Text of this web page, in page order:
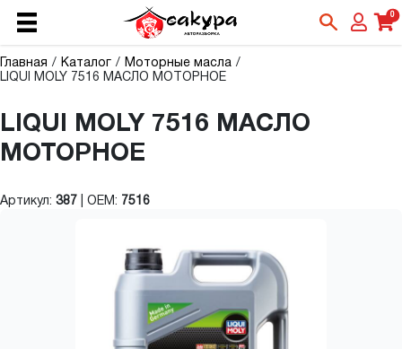
0
Главная Каталог
Моторные масла
LIQUI MOLY 7516 МАСЛО МОТОРНОЕ
LIQUI MOLY 7516 МАСЛО
МОТОРНОЕ
Артикул: 387 OEM: 7516